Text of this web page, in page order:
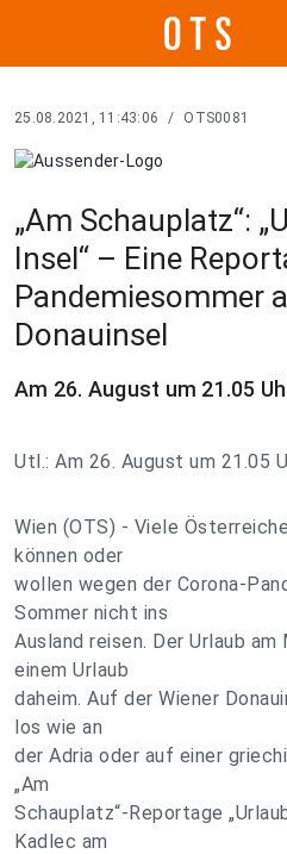
25.08.2021, 11:43:06 / OTS0081
„Am Schauplatz“:
Insel“ – Eine
Pandemiesommer
Donauinsel
Am 26. August um 21.05
Utl.: Am 26. August um 21.05
Wien (OTS) - Viele
können oder
wollen wegen der Corona-
Sommer nicht ins
Ausland reisen. Der Urlaub
einem Urlaub
daheim. Auf der Wiener
los wie an
der Adria oder auf einer
„Am
Schauplatz“-Reportage
Kadlec am